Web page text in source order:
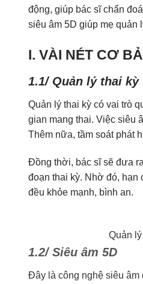
động, giúp bác sĩ chẩn
siêu âm 5D giúp mẹ quản
I. VÀI NÉT CƠ
1.1/ Quản lý thai kỳ
Quản lý thai kỳ có vai trò
gian mang thai. Việc siêu
Thêm nữa, tầm soát phát
Đồng thời, bác sĩ sẽ đưa
đoạn thai kỳ. Nhờ đó, hạn
đều khỏe mạnh, bình an.
Quản
1.2/ Siêu âm 5D
Đây là công nghệ siêu âm